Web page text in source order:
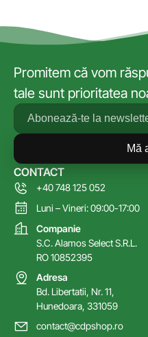
Promitem că vom
tale sunt prioritatea
Mă
CONTACT
+40 748 125 052
Luni – Vineri: 09:00-17:00
Companie
S.C. Alamos Select S.R.L.
RO 10852395
Adresa
Bd. Libertatii, Nr. 11,
Hunedoara, 331059
contact@cdpshop.ro